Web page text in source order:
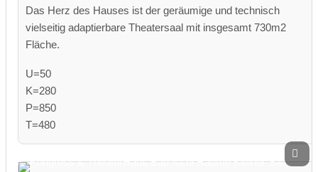
Das Herz des Hauses ist der geräumige und technisch
vielseitig adaptierbare Theatersaal mit insgesamt 730m2
Fläche.
U=50
K=280
P=850
T=480